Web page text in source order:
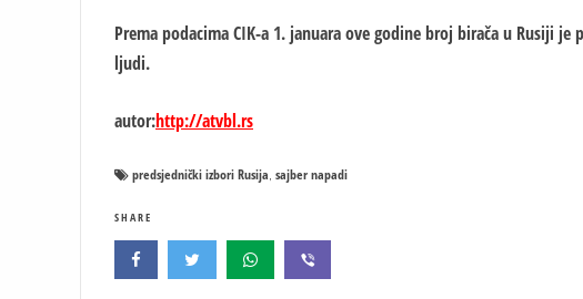
Prema podacima CIK-a 1. januara ove godine broj birača u Rusiji
ljudi.
autor:http://atvbl.rs
predsjednički izbori Rusija, sajber napadi
SHARE